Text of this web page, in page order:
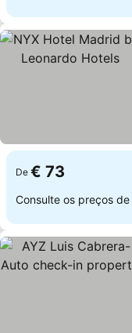
De € 73
Consulte os preços de